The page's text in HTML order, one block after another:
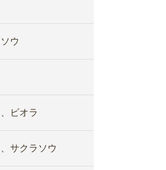
ウ
ビオラ
サクラソウ